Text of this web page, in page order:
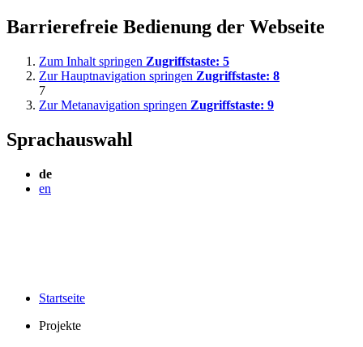
Barrierefreie Bedienung der Webseite
Zum Inhalt springen Zugriffstaste: 5
Zur Hauptnavigation springen Zugriffstaste: 8
7
Zur Metanavigation springen Zugriffstaste: 9
Sprachauswahl
de
en
Startseite
Projekte